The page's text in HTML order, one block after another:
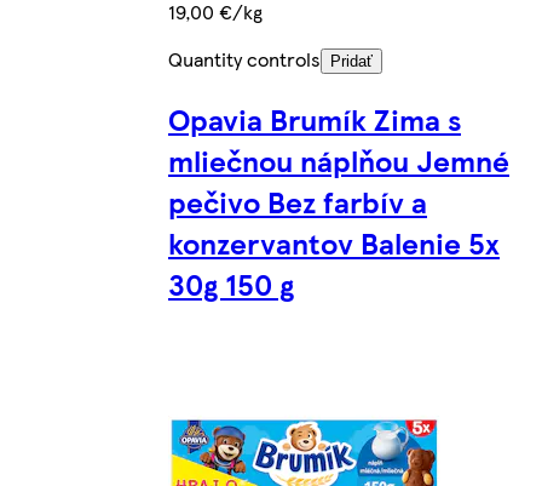
19,00 €/kg
Quantity controls
Pridať
Opavia Brumík Zima s
mliečnou náplňou Jemné
pečivo Bez farbív a
konzervantov Balenie 5x
30g 150 g